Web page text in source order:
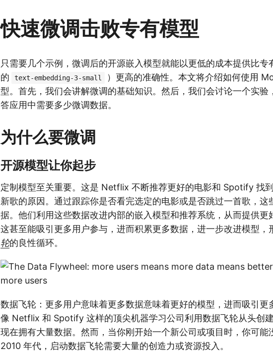
快速微调击败专有模型
只需要几个示例，微调后的开源嵌入模型就能以更低的成本提供比专
的
text-embedding-3-small
）更高的准确性。本文将介绍如何使用
型。首先，我们会讲解微调的基础知识。然后，我们会讨论一个实验
答应用中需要多少微调数据。
为什么要微调
开源模型让你起步
定制模型至关重要。这是 Netflix 不断推荐更好的电影和 Spotify 找
新歌的原因。通过跟踪你是否看完选定的电影或是否跳过一首歌，这
据。他们利用这些数据改进内部的嵌入模型和推荐系统，从而提供更
这甚至能吸引更多用户参与，进而积累更多数据，进一步改进模型，
轮的良性循环。
数据飞轮：更多用户意味着更多数据意味着更好的模型，进而吸引更
像 Netflix 和 Spotify 这样的顶尖机器学习公司利用数据飞轮从头创
现在拥有大量数据。然而，当你刚开始一个新公司或项目时，你可能
2010 年代，启动数据飞轮需要大量的创造力或资源投入。